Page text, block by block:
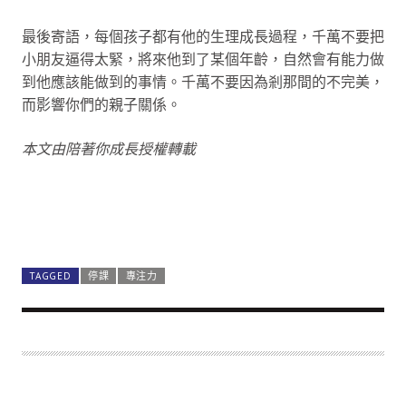
最後寄語，每個孩子都有他的生理成長過程，千萬不要把
小朋友逼得太緊，將來他到了某個年齡，自然會有能力做
到他應該能做到的事情。千萬不要因為剎那間的不完美，
而影響你們的親子關係。
本文由陪著你成長授權轉載
TAGGED 停課 專注力